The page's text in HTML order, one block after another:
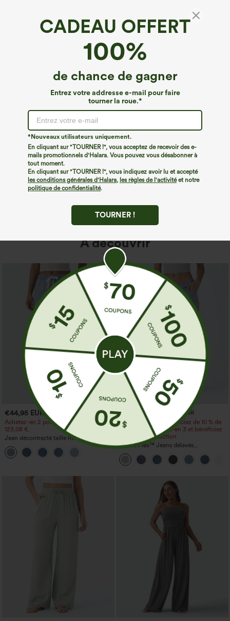
CADEAU OFFERT
100%
de chance de gagner
Entrez votre addresse e-mail pour faire
tourner la roue.*
*Nouveaux utilisateurs uniquement.
En cliquant sur "TOURNER !", vous acceptez de recevoir des e-
mails promotionnels d'Halara. Vous pouvez vous désabonner à
tout moment.
En cliquant sur "TOURNER !", vous indiquez avoir lu et accepté
les conditions générales d'Halara, les règles de l'activitéet notre
politique de confidentialité.
TOURNER !
Nous ne semblons pas pouvoir trouver la page que
vous recherchez.
Acheter plus
À découvrir
€44,95 EUR €49,95 EUR
Achetez-en 2 pour 61,54 € ou 4 pour
123,08 €.
Jean décontracté taille mi‑haute, à
cordon de serrage, avec poches
€44,95 EUR
€49,95 EUR
Achetez-en 2 et bénéficiez de 10 % de
réduction | Achetez-en 3 et bénéficiez
de 20 % de réduction
Halara Flex™ Jeans délavés
décontractés, coupe baggy à jambe
large, taille basse asymétrique, poches
zippées